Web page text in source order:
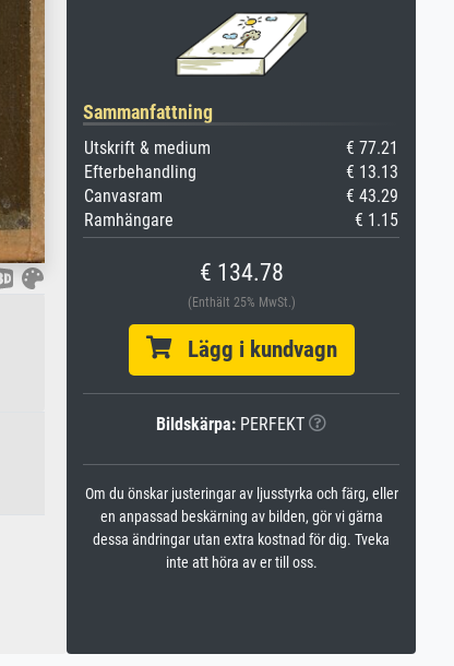
Sammanfattning
Utskrift & medium
€ 77.21
Efterbehandling
€ 13.13
Canvasram
€ 43.29
Ramhängare
€ 1.15
€ 134.78
(Enthält 25% MwSt.)
Lägg i kundvagn
Bildskärpa: PERFEKT
Om du önskar justeringar av ljusstyrka och färg, eller
en anpassad beskärning av bilden, gör vi gärna
dessa ändringar utan extra kostnad för dig. Tveka
inte att höra av er till oss.